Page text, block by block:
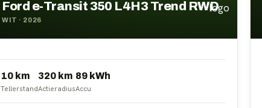
Ford e-Transit 350 L4H3 Trend RWD
WIT · 2026
10 km
Tellerstand
320 km
Actieradius
89 kWh
Accu